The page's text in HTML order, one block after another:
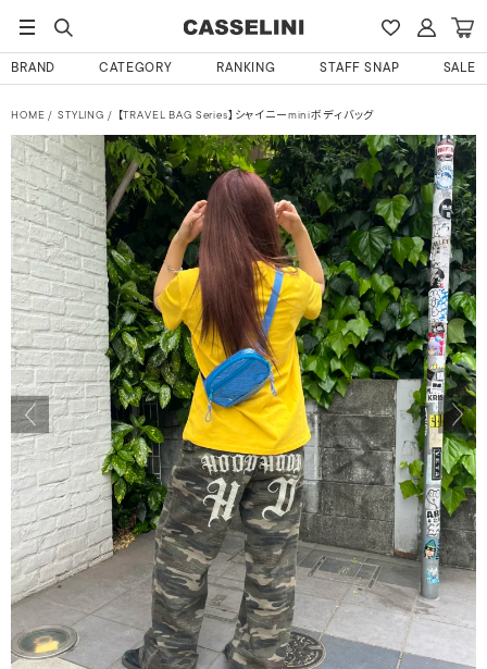
BRAND CATEGORY RANKING STAFF SNAP SALE
HOME STYLING 【TRAVEL BAG Series】シャイニーminiボディバッグ